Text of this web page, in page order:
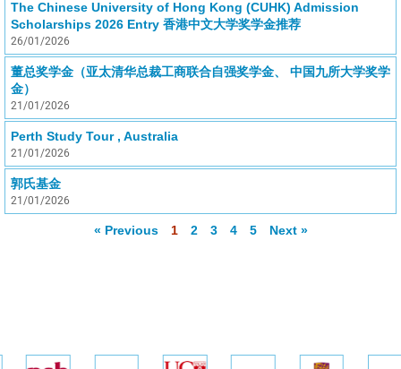
The Chinese University of Hong Kong (CUHK) Admission
Scholarships 2026 Entry 香港中文大学奖学金推荐
26/01/2026
董总奖学金（亚太清华总裁工商联合自强奖学金、 中国九所大学奖学
金）
21/01/2026
Perth Study Tour , Australia
21/01/2026
郭氏基金
21/01/2026
« Previous 1 2 3 4 5 Next »